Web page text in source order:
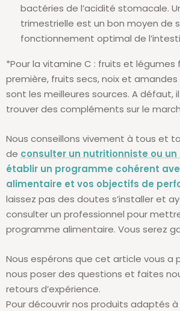
bactéries de l’acidité stomacale.
trimestrielle est un bon moyen de
fonctionnement optimal de
*Pour la vitamine C : fruits et légumes
première, fruits secs, noix et
sont les meilleures sources. A défaut,
trouver des compléments sur le
Nous conseillons vivement à tous et
de consulter un nutritionniste ou
établir un programme cohérent
alimentaire et vos objectifs de
laissez pas des doutes s’installer et
consulter un professionnel pour
programme alimentaire. Vous serez
Nous espérons que cet article vous a
nous poser des questions et faites
retours d’expérience.
Pour découvrir nos produits adaptés